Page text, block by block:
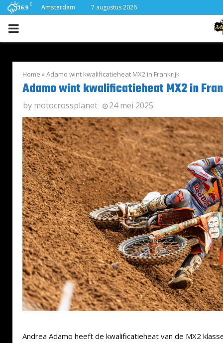
16.9 C Amsterdam 7 augustus 2026
PRIMARY
Home »Adamo wint kwalificatieheat MX2 in Frankrijk
Adamo wint kwalificatieheat MX2 in
by motocrossplanet 24 mei 2025
Andrea Adamo heeft de kwalificatieheat van de MX2